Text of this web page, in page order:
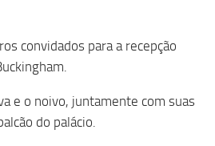
convidados para a recepção
e o noivo, juntamente com suas
do palácio.